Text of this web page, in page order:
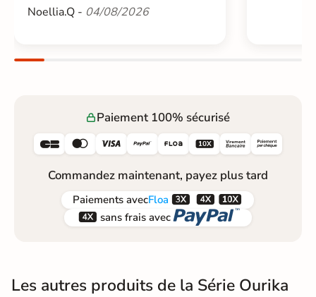
Noellia.Q - 04/08/2026
Paiement 100% sécurisé
     
Commandez maintenant, payez plus tard
Paiements avecFloa  
 sans frais avec 
Les autres produits de la Série Ourika